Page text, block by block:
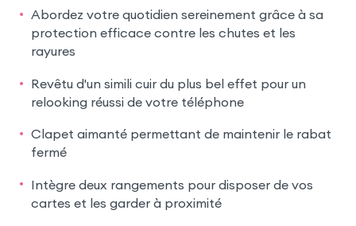
Abordez votre quotidien sereinement grâce à sa
protection efficace contre les chutes et les
rayures
Revêtu d'un simili cuir du plus bel effet pour un
relooking réussi de votre téléphone
Clapet aimanté permettant de maintenir le rabat
fermé
Intègre deux rangements pour disposer de vos
cartes et les garder à proximité